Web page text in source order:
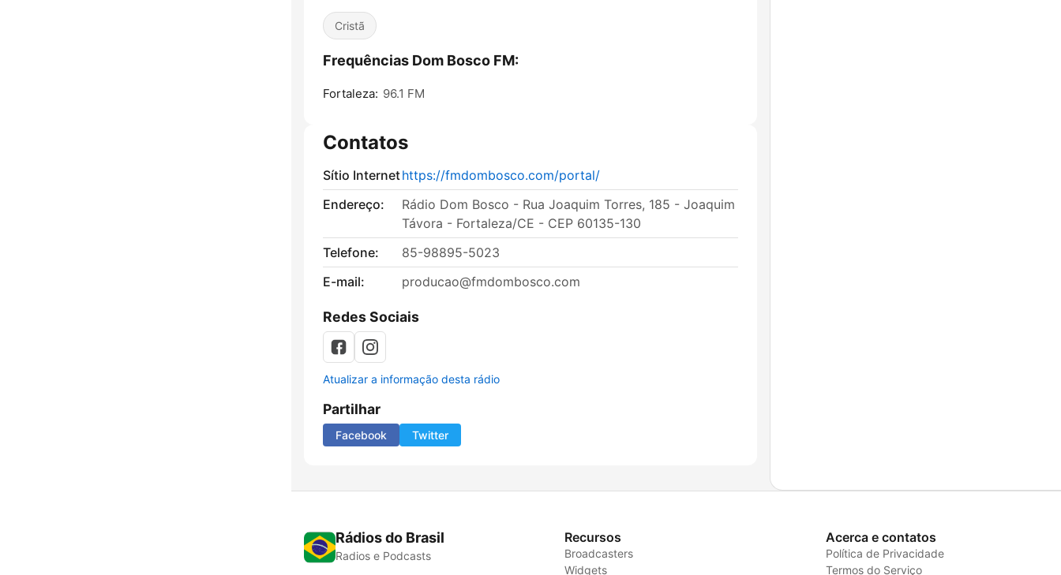
Cristã
Frequências Dom Bosco FM:
Fortaleza: 96.1 FM
Contatos
Sítio Internethttps://fmdombosco.com/portal/
Endereço:
Rádio Dom Bosco - Rua Joaquim Torres, 185 - Joaquim
Távora - Fortaleza/CE - CEP 60135-130
Telefone:
85-98895-5023
E-mail:
producao@fmdombosco.com
Redes Sociais
Atualizar a informação desta rádio
Partilhar
Facebook Twitter
Rádios do Brasil
Radios e Podcasts
Recursos
Broadcasters
Widgets
Acerca e contatos
Política de Privacidade
Termos do Serviço